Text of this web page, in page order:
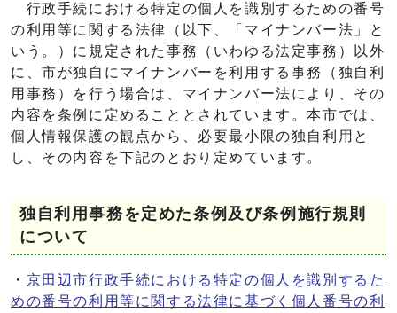
行政手続における特定の個人を識別するための番号
の利用等に関する法律（以下、「マイナンバー法」と
いう。）に規定された事務（いわゆる法定事務）以外
に、市が独自にマイナンバーを利用する事務（独自利
用事務）を行う場合は、マイナンバー法により、その
内容を条例に定めることとされています。本市では、
個人情報保護の観点から、必要最小限の独自利用と
し、その内容を下記のとおり定めています。
独自利用事務を定めた条例及び条例施行規則
について
・ 京田辺市行政手続における特定の個人を識別するた
めの番号の利用等に関する法律に基づく個人番号の利